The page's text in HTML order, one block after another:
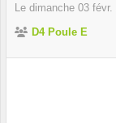
Le dimanche 03 févr.
D4 Poule E